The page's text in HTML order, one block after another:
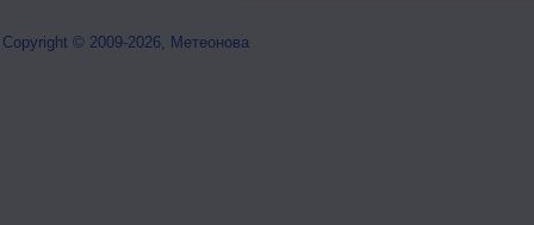
Copyright © 2009-2026, Метеонова